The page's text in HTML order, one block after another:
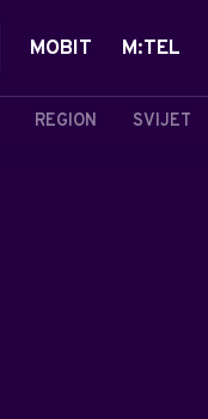
REGION SVIJET
MOBIT M:TEL